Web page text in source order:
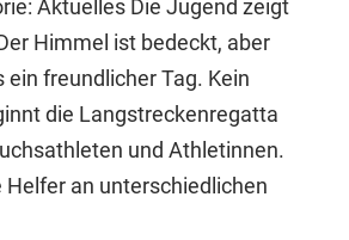
Aktuelles Die Jugend zeigt
Himmel ist bedeckt, aber
ein freundlicher Tag. Kein
die Langstreckenregatta
und Athletinnen.
Helfer an unterschiedlichen